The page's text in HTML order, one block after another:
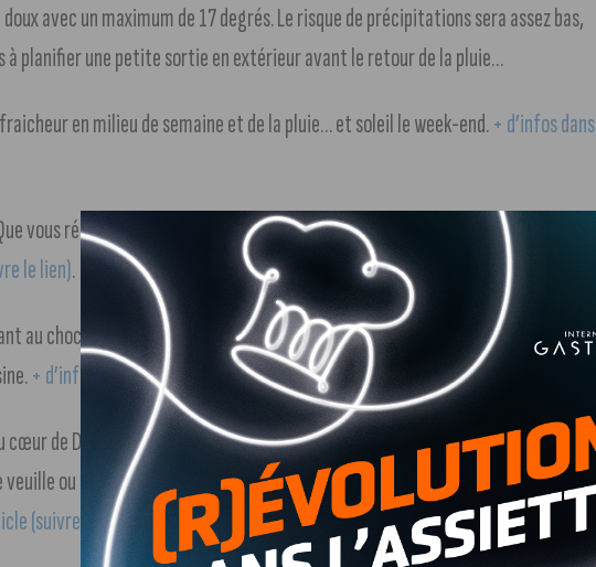
avec un maximum de 17 degrés. Le risque de précipitations sera assez bas,
à planifier une petite sortie en extérieur avant le retour de la pluie…
en milieu de semaine et de la pluie… et soleil le week-end.+ d’infos dans
vous réservent les astres pour la semaine du lundi 15 au dimanche 21 avril 2024
le lien).
au chocolat revisité : une touche de gourmandise qui va vous surprendre,
+ d’infos dans notre article (suivre le lien).
cœur de Dijon, le centre Dauphine est vite devenu un lieu emblématique. Depuis
veuille ou non, il était le point de rencontre central, par excellence, de tous les
(suivre le lien) .